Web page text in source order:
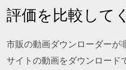
評価を比較して
市販の動画ダウンローダーが
サイトの動画をダウンロード